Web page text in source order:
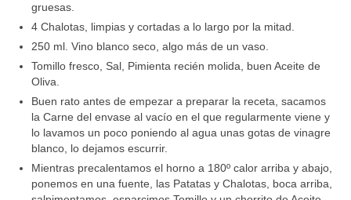
gruesas.
4 Chalotas, limpias y cortadas a lo largo por la mitad.
250 ml. Vino blanco seco, algo más de un vaso.
Tomillo fresco, Sal, Pimienta recién molida, buen Aceite de
Oliva.
Buen rato antes de empezar a preparar la receta, sacamos
la Carne del envase al vacío en el que regularmente viene y
lo lavamos un poco poniendo al agua unas gotas de vinagre
blanco, lo dejamos escurrir.
Mientras precalentamos el horno a 180º calor arriba y abajo,
ponemos en una fuente, las Patatas y Chalotas, boca arriba,